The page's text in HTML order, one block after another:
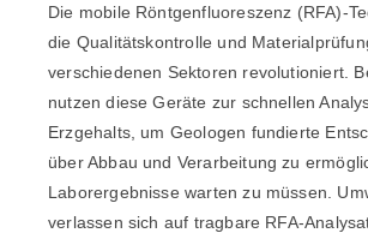
Die mobile Röntgenfluoreszenz (RFA)-
die Qualitätskontrolle und
verschiedenen Sektoren revolutioniert.
nutzen diese Geräte zur schnellen
Erzgehalts, um Geologen fundierte
über Abbau und Verarbeitung zu
Laborergebnisse warten zu müssen.
verlassen sich auf tragbare RFA-